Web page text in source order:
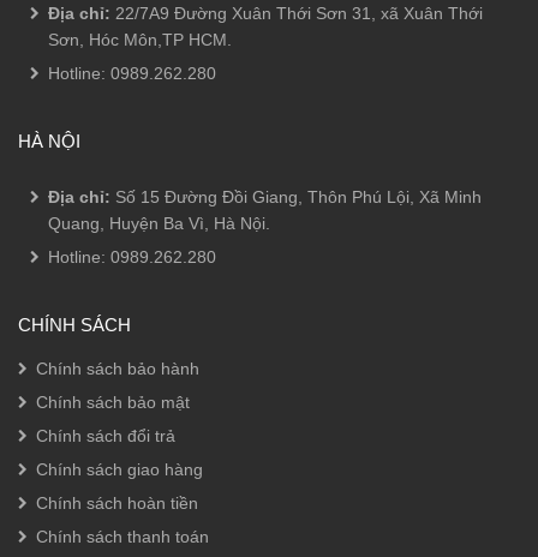
Địa chỉ: 22/7A9 Đường Xuân Thới Sơn 31, xã Xuân Thới
Sơn, Hóc Môn,TP HCM.
Hotline: 0989.262.280
HÀ NỘI
Địa chỉ: Số 15 Đường Đồi Giang, Thôn Phú Lội, Xã Minh
Quang, Huyện Ba Vì, Hà Nội.
Hotline: 0989.262.280
CHÍNH SÁCH
Chính sách bảo hành
Chính sách bảo mật
Chính sách đổi trả
Chính sách giao hàng
Chính sách hoàn tiền
Chính sách thanh toán